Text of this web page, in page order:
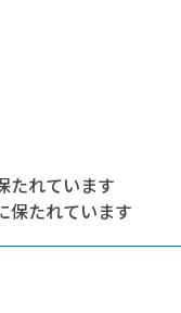
れています
たれています